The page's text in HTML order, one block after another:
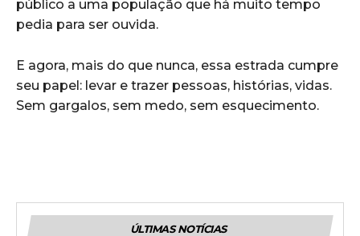
público a uma população que há muito tempo
pedia para ser ouvida.
E agora, mais do que nunca, essa estrada cumpre
seu papel: levar e trazer pessoas, histórias, vidas.
Sem gargalos, sem medo, sem esquecimento.
ÚLTIMAS NOTÍCIAS